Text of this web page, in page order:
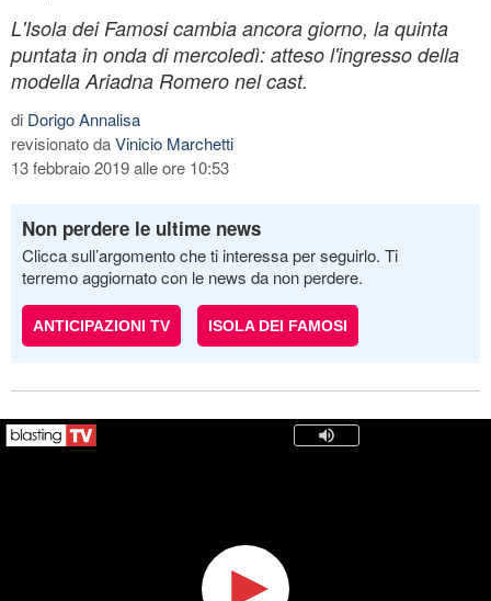
L'Isola dei Famosi cambia ancora giorno, la quinta
puntata in onda di mercoledì: atteso l'ingresso della
modella Ariadna Romero nel cast.
di Dorigo Annalisa
revisionato daVinicio Marchetti
13 febbraio 2019 alle ore 10:53
Non perdere le ultime news
Clicca sull’argomento che ti interessa per seguirlo. Ti
terremo aggiornato con le news da non perdere.
ANTICIPAZIONI TV ISOLA DEI FAMOSI